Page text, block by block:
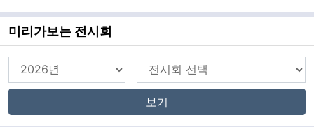
미리가보는 전시회
보기